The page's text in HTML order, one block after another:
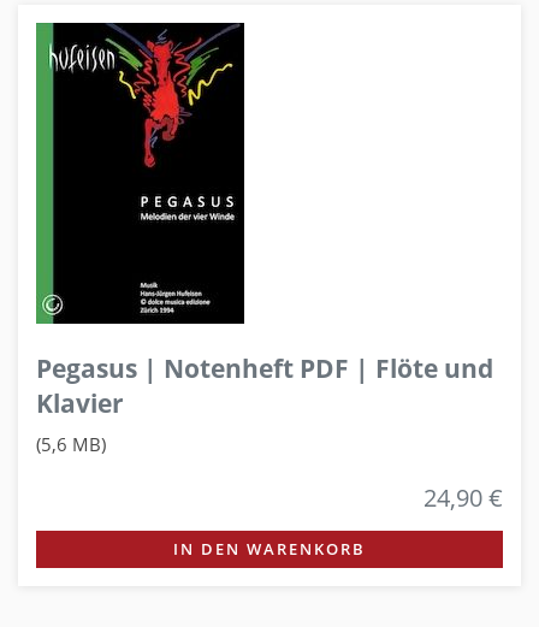
Pegasus | Notenheft PDF | Flöte und
Klavier
(5,6 MB)
24,90 €
IN DEN WARENKORB